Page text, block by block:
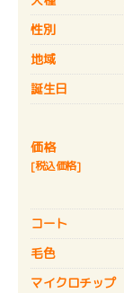
性別
地域
誕生日
価格
[税込価格]
コート
毛色
マイクロチップ